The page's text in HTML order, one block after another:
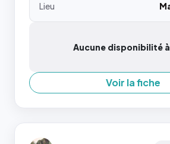
Lieu
Aucune disponibilité
Voir la fiche